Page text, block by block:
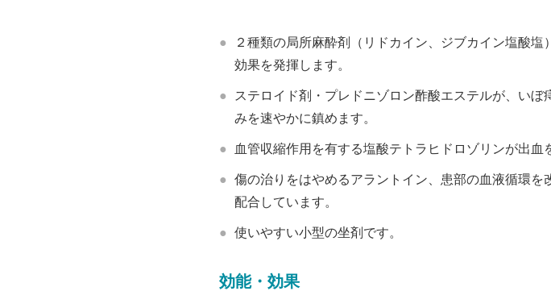
２種類の局所麻酔剤（リドカイン、ジブカイン塩酸
効果を発揮します。
ステロイド剤・プレドニゾロン酢酸エステルが、い
みを速やかに鎮めます。
血管収縮作用を有する塩酸テトラヒドロゾリンが出血
傷の治りをはやめるアラントイン、患部の血液循環
配合しています。
使いやすい小型の坐剤です。
効能・効果